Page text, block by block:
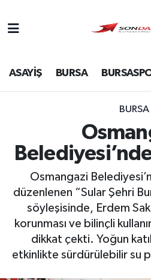
ASAYİŞ BURSA
BURSA
Osmangazi
düzenlenen “Sular Şehri
söyleşisinde, Erdem
korunması ve bilinçli
dikkat çekti. Yoğun
etkinlikte sürdürülebilir su
Bursa
Genel
Gündem
Magazin